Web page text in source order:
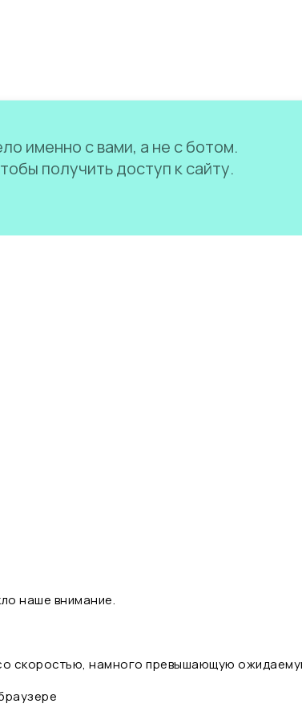
именно с вами, а не с ботом.
получить доступ к сайту.
наше внимание.
скоростью, намного превышающую